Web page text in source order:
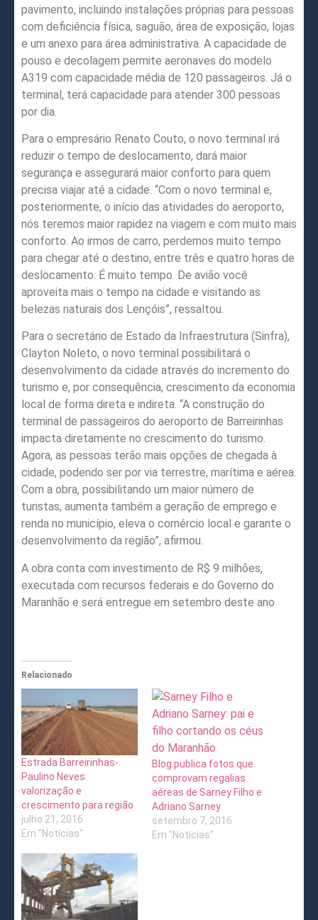
pavimento, incluindo instalações próprias para pessoas
com deficiência física, saguão, área de exposição, lojas
e um anexo para área administrativa. A capacidade de
pouso e decolagem permite aeronaves do modelo
A319 com capacidade média de 120 passageiros. Já o
terminal, terá capacidade para atender 300 pessoas
por dia.
Para o empresário Renato Couto, o novo terminal irá
reduzir o tempo de deslocamento, dará maior
segurança e assegurará maior conforto para quem
precisa viajar até a cidade. “Com o novo terminal e,
posteriormente, o início das atividades do aeroporto,
nós teremos maior rapidez na viagem e com muito mais
conforto. Ao irmos de carro, perdemos muito tempo
para chegar até o destino, entre três e quatro horas de
deslocamento. É muito tempo. De avião você
aproveita mais o tempo na cidade e visitando as
belezas naturais dos Lençóis”, ressaltou.
Para o secretário de Estado da Infraestrutura (Sinfra),
Clayton Noleto, o novo terminal possibilitará o
desenvolvimento da cidade através do incremento do
turismo e, por consequência, crescimento da economia
local de forma direta e indireta. “A construção do
terminal de passageiros do aeroporto de Barreirinhas
impacta diretamente no crescimento do turismo.
Agora, as pessoas terão mais opções de chegada à
cidade, podendo ser por via terrestre, marítima e aérea.
Com a obra, possibilitando um maior número de
turistas, aumenta também a geração de emprego e
renda no município, eleva o comércio local e garante o
desenvolvimento da região”, afirmou.
A obra conta com investimento de R$ 9 milhões,
executada com recursos federais e do Governo do
Maranhão e será entregue em setembro deste ano
Relacionado
Estrada Barreirinhas-
Paulino Neves:
valorização e
crescimento para região
julho 21, 2016
Em "Notícias"
Blog publica fotos que
comprovam regalias
aéreas de Sarney Filho e
Adriano Sarney
setembro 7, 2016
Em "Notícias"